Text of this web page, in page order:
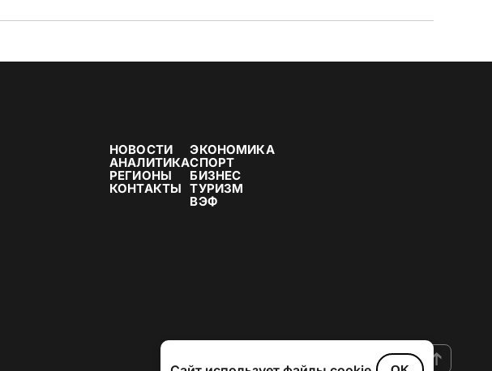
НОВОСТИ
АНАЛИТИКА
РЕГИОНЫ
КОНТАКТЫ
ЭКОНОМИКА
СПОРТ
БИЗНЕС
ТУРИЗМ
ВЭФ